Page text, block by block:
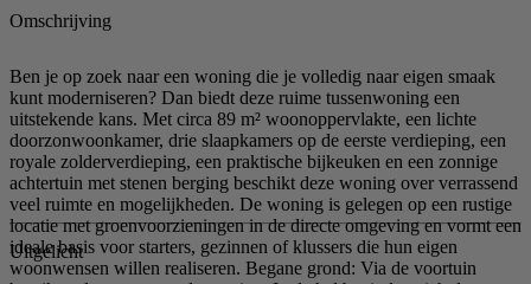
Omschrijving
Ben je op zoek naar een woning die je volledig naar eigen smaak
kunt moderniseren? Dan biedt deze ruime tussenwoning een
uitstekende kans. Met circa 89 m² woonoppervlakte, een lichte
doorzonwoonkamer, drie slaapkamers op de eerste verdieping, een
royale zolderverdieping, een praktische bijkeuken en een zonnige
achtertuin met stenen berging beschikt deze woning over verrassend
veel ruimte en mogelijkheden. De woning is gelegen op een rustige
locatie met groenvoorzieningen in de directe omgeving en vormt een
ideale basis voor starters, gezinnen of klussers die hun eigen
woonwensen willen realiseren. Begane grond: Via de voortuin
Uitgelicht